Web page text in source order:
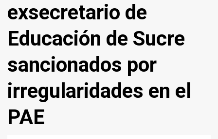
exsecretario de
Educación de Sucre
sancionados por
irregularidades en el
PAE